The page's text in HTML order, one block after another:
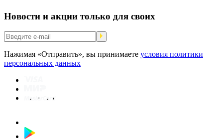
Новости и акции только для своих
Нажимая «Отправить», вы принимаете условия политики
персональных данных